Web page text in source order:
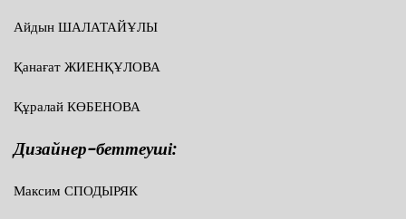
Айдын ШАЛАТАЙҰЛЫ
Қанағат ЖИЕНҚҰЛОВА
Құралай КӨБЕНОВА
Дизайнер-беттеуші:
Максим СПОДЫРЯК